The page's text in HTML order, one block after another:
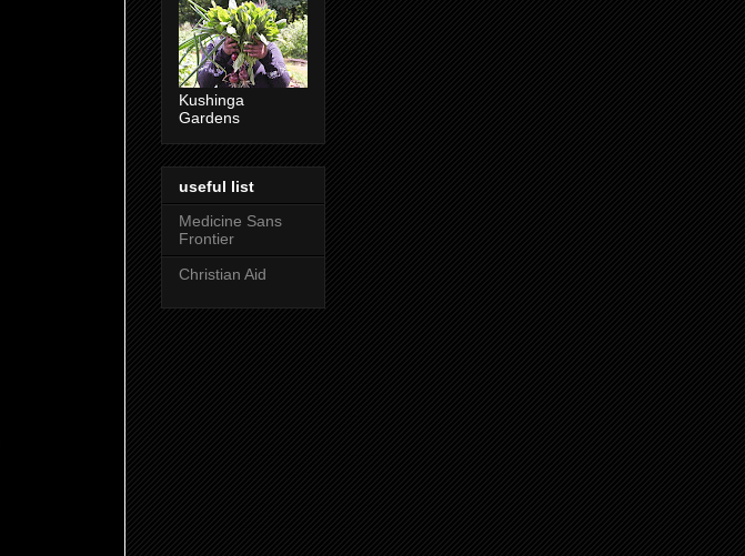
Kushinga
Gardens
useful list
Medicine Sans
Frontier
Christian Aid